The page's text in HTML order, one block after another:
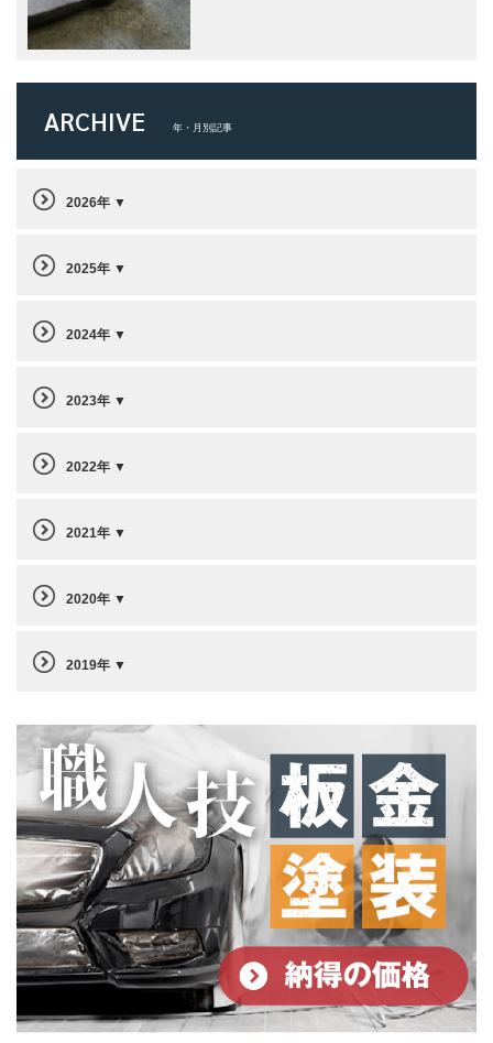
ARCHIVE 年・月別記事
2026年
2025年
2024年
2023年
2022年
2021年
2020年
2019年